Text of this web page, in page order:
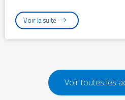
Voir la suite
Voir toutes les